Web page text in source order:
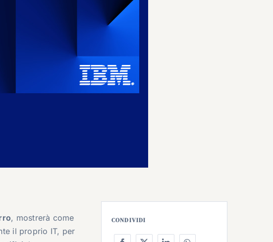
, mostrerà come
il proprio IT, per
CONDIVIDI